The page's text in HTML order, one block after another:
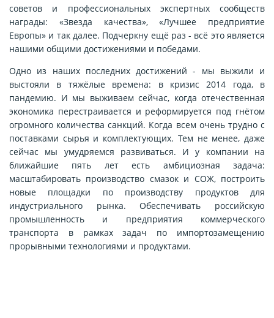
советов и профессиональных экспертных сообществ
награды: «Звезда качества», «Лучшее предприятие
Европы» и так далее. Подчеркну ещё раз - всё это является
нашими общими достижениями и победами.
Одно из наших последних достижений - мы выжили и
выстояли в тяжёлые времена: в кризис 2014 года, в
пандемию. И мы выживаем сейчас, когда отечественная
экономика перестраивается и реформируется под гнётом
огромного количества санкций. Когда всем очень трудно с
поставками сырья и комплектующих. Тем не менее, даже
сейчас мы умудряемся развиваться. И у компании на
ближайшие пять лет есть амбициозная задача:
масштабировать производство смазок и СОЖ, построить
новые площадки по производству продуктов для
индустриального рынка. Обеспечивать российскую
промышленность и предприятия коммерческого
транспорта в рамках задач по импортозамещению
прорывными технологиями и продуктами.